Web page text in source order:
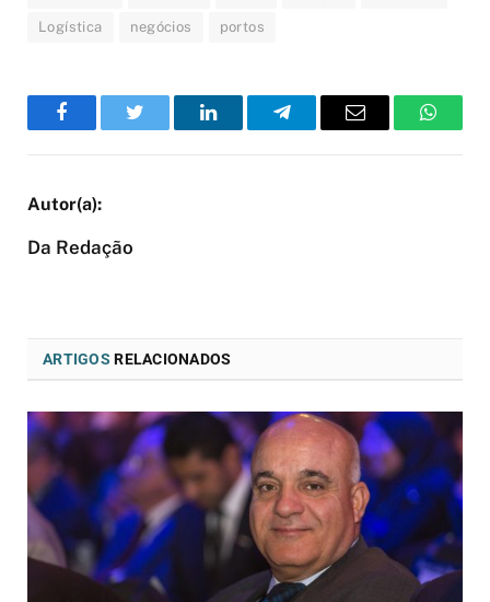
Logística negócios portos
FacebookTwitter LinkedInTelegramEmail
Da Redação
ARTIGOS RELACIONADOS